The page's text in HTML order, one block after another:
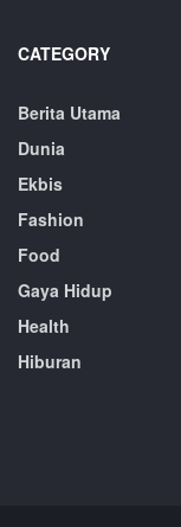
CATEGORY
Berita Utama
Dunia
Ekbis
Fashion
Food
Gaya Hidup
Health
Hiburan